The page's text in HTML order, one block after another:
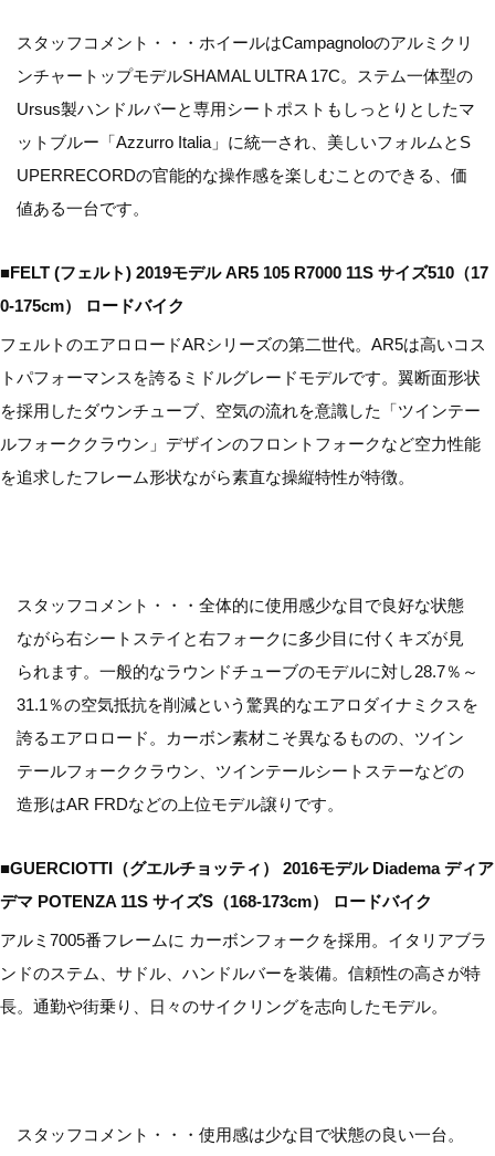
スタッフコメント・・・ホイールはCampagnoloのアルミクリ
ンチャートップモデルSHAMAL ULTRA 17C。ステム一体型の
Ursus製ハンドルバーと専用シートポストもしっとりとしたマ
ットブルー「Azzurro Italia」に統一され、美しいフォルムとS
UPERRECORDの官能的な操作感を楽しむことのできる、価
値ある一台です。
■FELT (フェルト) 2019モデル AR5 105 R7000 11S サイズ510（17
0-175cm） ロードバイク
フェルトのエアロロードARシリーズの第二世代。AR5は高いコス
トパフォーマンスを誇るミドルグレードモデルです。翼断面形状
を採用したダウンチューブ、空気の流れを意識した「ツインテー
ルフォーククラウン」デザインのフロントフォークなど空力性能
を追求したフレーム形状ながら素直な操縦特性が特徴。
スタッフコメント・・・全体的に使用感少な目で良好な状態
ながら右シートステイと右フォークに多少目に付くキズが見
られます。一般的なラウンドチューブのモデルに対し28.7％～
31.1％の空気抵抗を削減という驚異的なエアロダイナミクスを
誇るエアロロード。カーボン素材こそ異なるものの、ツイン
テールフォーククラウン、ツインテールシートステーなどの
造形はAR FRDなどの上位モデル譲りです。
■GUERCIOTTI（グエルチョッティ） 2016モデル Diadema ディア
デマ POTENZA 11S サイズS（168-173cm） ロードバイク
アルミ7005番フレームに カーボンフォークを採用。イタリアブラ
ンドのステム、サドル、ハンドルバーを装備。信頼性の高さが特
長。通勤や街乗り、日々のサイクリングを志向したモデル。
スタッフコメント・・・使用感は少な目で状態の良い一台。